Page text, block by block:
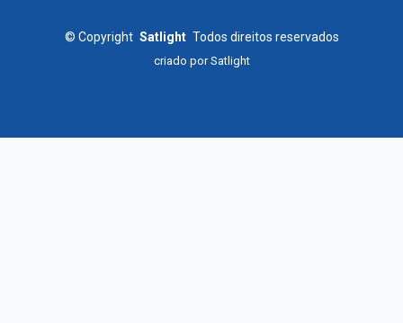
© Copyright Satlight Todos direitos reservados
criado porSatlight